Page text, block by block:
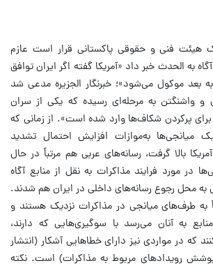
هیئت فنی و حقوقی پاکستانی قرار است عازم
به الحدث خبر داد «آمریکا گفته اگر ایران توافق
بعد موکول می‌شود»؛ خبرنگار الجزیره مدعی شد
و واشنگتن به مرحله‌ای رسیده که یکی از سران
پرکردن شکاف‌ها وارد شده است». از زمانی که
میانجی‌ها به‌موازات افزایش احتمال تشدید
بالا گرفت، رسانه‌های عربی هم مرتباً در حال
در مورد فرایند مذاکرات به نقل از منابع آگاه
به محل رجوع رسانه‌های داخلی در ایران هم شدند.
به طرف‌های میانجی در مذاکرات نزدیک هستند و
به آنان می‌رسد با سوگیری‌هایی که دارند،
که در مواردی نیز دارای خطا‌هایی آشکار (انتشار
رویداد‌های مربوط به مذاکرات) است. نکته